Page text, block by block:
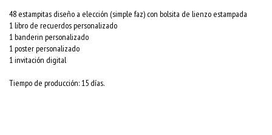
48 estampitas diseño a elección (simple faz) con bolsita de lienzo estampada
1 libro de recuerdos personalizado
1 banderin personalizado
1 poster personalizado
1 invitación digital
Tiempo de producción: 15 días.